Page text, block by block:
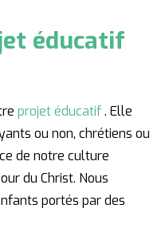
éducatif
projet éducatif. Elle
ou non, chrétiens ou
de notre culture
du Christ. Nous
portés par des